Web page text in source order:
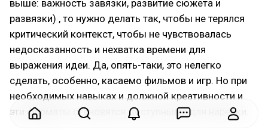
выше: важность завязки, развитие сюжета и
развязки) , то нужно делать так, чтобы не терялся
критический контекст, чтобы не чувствовалась
недосказанность и нехватка времени для
выражения идеи. Да, опять-таки, это нелегко
сделать, особенно, касаемо фильмов и игр. Но при
необходимых навыках и должной креативности и
эти форматы становятся доступными для нарезки.